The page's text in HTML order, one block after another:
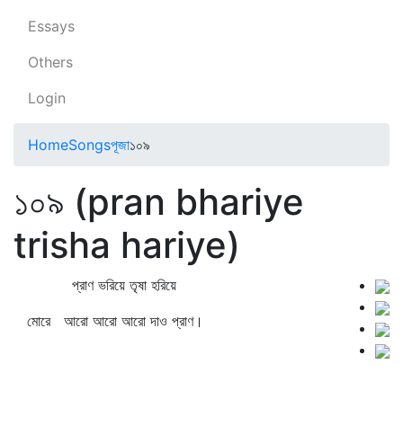
Essays
Others
Login
HomeSongsপূজা১০৯
১০৯ (pran bhariye
trisha hariye)
প্রাণ ভরিয়ে তৃষা হরিয়ে
মোরে আরো আরো আরো দাও প্রাণ।